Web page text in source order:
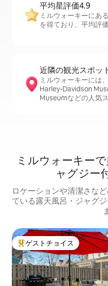
平均星評価4.9
ミルウォーキーにあ
を得ており、平均評
近隣の観光ス⁠ポ⁠ッ⁠
ミルウォーキーには
Harley-Davidson
Museumなどの人気
ミルウォーキー
ャグジー
ロケーションや清潔さな
ている露天風呂・ジャグ
大好評のゲストチョイスで
ゲストチョイス